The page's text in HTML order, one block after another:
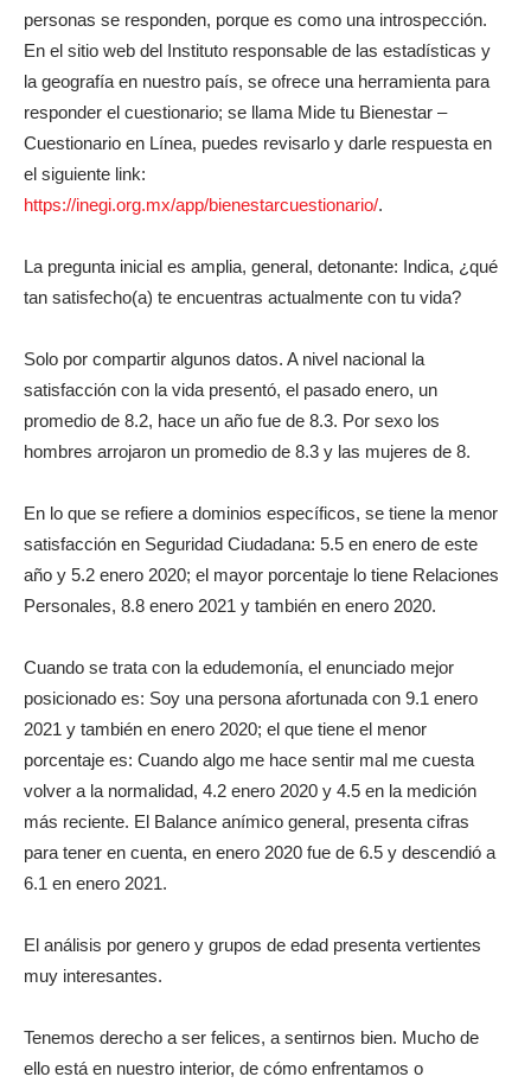
personas se responden, porque es como una introspección.
En el sitio web del Instituto responsable de las estadísticas y
la geografía en nuestro país, se ofrece una herramienta para
responder el cuestionario; se llama Mide tu Bienestar –
Cuestionario en Línea, puedes revisarlo y darle respuesta en
el siguiente link:
https://inegi.org.mx/app/bienestarcuestionario/.
La pregunta inicial es amplia, general, detonante: Indica, ¿qué
tan satisfecho(a) te encuentras actualmente con tu vida?
Solo por compartir algunos datos. A nivel nacional la
satisfacción con la vida presentó, el pasado enero, un
promedio de 8.2, hace un año fue de 8.3. Por sexo los
hombres arrojaron un promedio de 8.3 y las mujeres de 8.
En lo que se refiere a dominios específicos, se tiene la menor
satisfacción en Seguridad Ciudadana: 5.5 en enero de este
año y 5.2 enero 2020; el mayor porcentaje lo tiene Relaciones
Personales, 8.8 enero 2021 y también en enero 2020.
Cuando se trata con la edudemonía, el enunciado mejor
posicionado es: Soy una persona afortunada con 9.1 enero
2021 y también en enero 2020; el que tiene el menor
porcentaje es: Cuando algo me hace sentir mal me cuesta
volver a la normalidad, 4.2 enero 2020 y 4.5 en la medición
más reciente. El Balance anímico general, presenta cifras
para tener en cuenta, en enero 2020 fue de 6.5 y descendió a
6.1 en enero 2021.
El análisis por genero y grupos de edad presenta vertientes
muy interesantes.
Tenemos derecho a ser felices, a sentirnos bien. Mucho de
ello está en nuestro interior, de cómo enfrentamos o